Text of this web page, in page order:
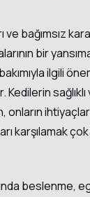
ve bağımsız
bir
ilgili
onların
karşılamak
beslenme,